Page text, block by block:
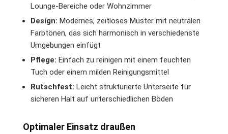
Lounge-Bereiche oder Wohnzimmer
Design: Modernes, zeitloses Muster mit neutralen
Farbtönen, das sich harmonisch in verschiedenste
Umgebungen einfügt
Pflege: Einfach zu reinigen mit einem feuchten
Tuch oder einem milden Reinigungsmittel
Rutschfest: Leicht strukturierte Unterseite für
sicheren Halt auf unterschiedlichen Böden
Optimaler Einsatz draußen